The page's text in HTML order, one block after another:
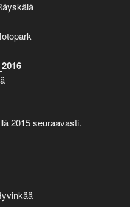
2016
2015 seuraavasti.